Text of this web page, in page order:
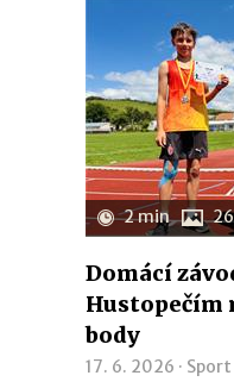
2 min 26
Domácí
Hustopečím
body
17. 6. 2026 · Sport